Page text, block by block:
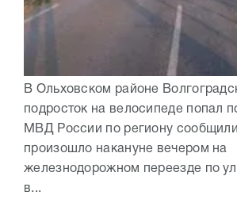
В Ольховском районе
подросток на велосипеде попал
МВД России по региону
произошло накануне вечером на
железнодорожном переезде по
в...